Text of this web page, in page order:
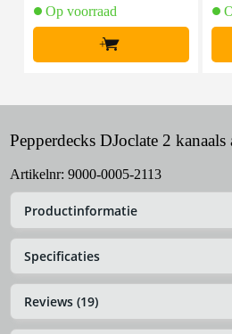
Op voorraad
+
Pepperdecks DJoclate 2
Artikelnr: 9000-0005-2113
Productinformatie
Specificaties
Reviews (19)